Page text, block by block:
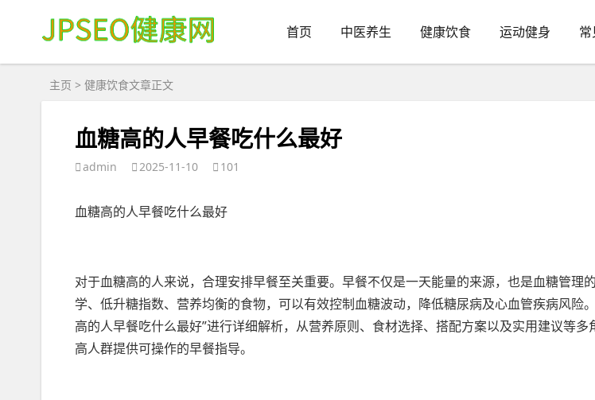
首页 中医养生 健康饮食 运动健身
主页 > 健康饮食文章正文
血糖高的人早餐吃什么最好
admin 2025-11-10 101
血糖高的人早餐吃什么最好
对于血糖高的人来说，合理安排早餐至关重要。早餐不仅是一天能量的来源，也是血糖管理
学、低升糖指数、营养均衡的食物，可以有效控制血糖波动，降低糖尿病及心血管疾病风险
高的人早餐吃什么最好”进行详细解析，从营养原则、食材选择、搭配方案以及实用建议等多
高人群提供可操作的早餐指导。